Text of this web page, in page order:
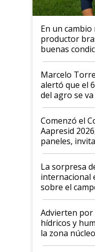
En un
productor
buenas
argentino
más motivados"
Marcelo
alertó que el
del agro se va
"No es
Argentina se
las mismas
años"
Comenzó el
Aapresid
paneles,
todas las
La sorpresa
internacional
sobre el
"Estoy muy
Advierten por
hídricos y
la zona núcleo